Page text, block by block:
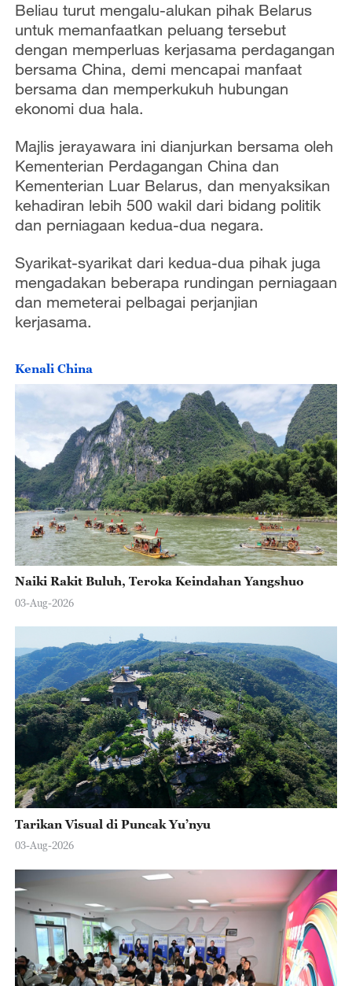
Beliau turut mengalu-alukan pihak Belarus
untuk memanfaatkan peluang tersebut
dengan memperluas kerjasama perdagangan
bersama China, demi mencapai manfaat
bersama dan memperkukuh hubungan
ekonomi dua hala.
Majlis jerayawara ini dianjurkan bersama oleh
Kementerian Perdagangan China dan
Kementerian Luar Belarus, dan menyaksikan
kehadiran lebih 500 wakil dari bidang politik
dan perniagaan kedua-dua negara.
Syarikat-syarikat dari kedua-dua pihak juga
mengadakan beberapa rundingan perniagaan
dan memeterai pelbagai perjanjian
kerjasama.
Kenali China
Naiki Rakit Buluh, Teroka Keindahan Yangshuo
03-Aug-2026
Tarikan Visual di Puncak Yu’nyu
03-Aug-2026